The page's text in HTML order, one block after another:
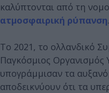
καλύπτονται από τη
ατμοσφαιρική ρύπανση.
Το 2021, το ολλανδικό
Παγκόσμιος Οργανισμός
υπογράμμισαν τα
αποδεικνύουν ότι τα